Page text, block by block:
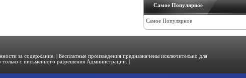
Самое Популярное
Самое Популярное
за содержание. | Бесплатные произведения предназначены исключительно для
с письменного разрешения Администрации. |